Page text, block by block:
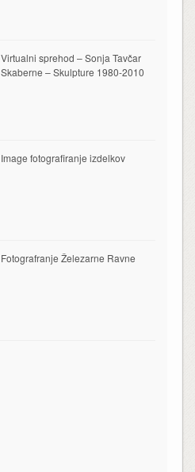
Virtualni sprehod – Sonja Tavčar
Skaberne – Skulpture 1980-2010
Image fotografiranje izdelkov
Fotografranje Železarne Ravne